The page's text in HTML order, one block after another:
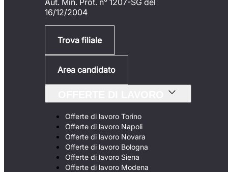
Aut. Min. Prot. n° 1207-SG del
16/12/2004
Trova filiale
Area candidato
Offerte di lavoro Torino
Offerte di lavoro Napoli
Offerte di lavoro Novara
Offerte di lavoro Bologna
Offerte di lavoro Siena
Offerte di lavoro Modena